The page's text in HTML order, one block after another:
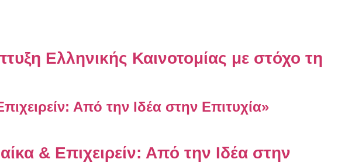
Ελληνικής Καινοτομίας με στόχο τη
& Επιχειρείν: Από την Ιδέα στην